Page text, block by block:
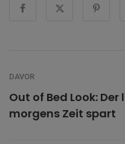
DAVOR
Out of Bed Look:
morgens Zeit spart